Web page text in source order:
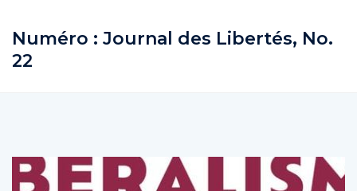
Numéro : Journal des Libertés, No.
22